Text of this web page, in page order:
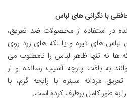
با نگرانی های لباس
در استفاده از محصولات ضد تعریق،
های تیره و یا لکه های زرد روی
نه تنها ظاهر لباس را نامطلوب می
به بافت پارچه آسیب رسانده و از
مردانه سینره با رایحه گرم، با
به طور کامل برطرف کرده است.